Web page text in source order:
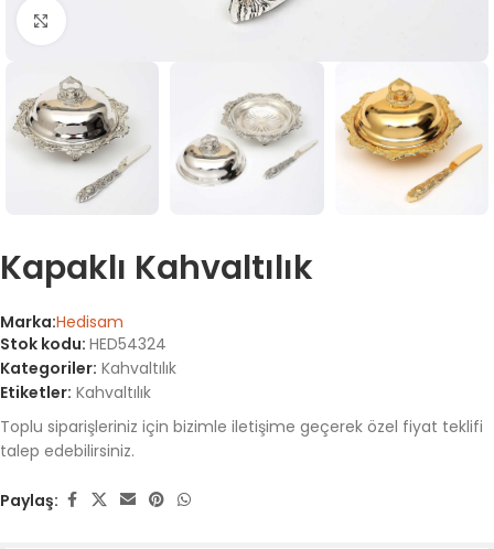
Büyütmek için tıklayın
Kapaklı Kahvaltılık
Marka:Hedisam
Stok kodu: HED54324
Kategoriler: Kahvaltılık
Etiketler: Kahvaltılık
Toplu siparişleriniz için bizimle iletişime geçerek özel fiyat teklifi
talep edebilirsiniz.
Paylaş: